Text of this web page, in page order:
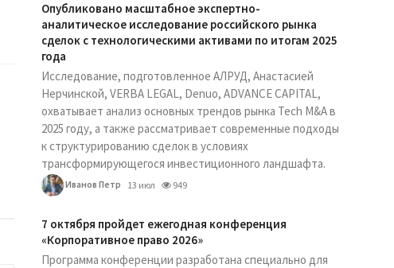
Опубликовано масштабное экспертно-
аналитическое исследование российского рынка
сделок с технологическими активами по итогам 2025
года
Исследование, подготовленное АЛРУД, Анастасией
Нерчинской, VERBA LEGAL, Denuo, ADVANCE CAPITAL,
охватывает анализ основных трендов рынка Tech M&A в
2025 году, а также рассматривает современные подходы
к структурированию сделок в условиях
трансформирующегося инвестиционного ландшафта.
Иванов Петр 13 июл 949
7 октября пройдет ежегодная конференция
«Корпоративное право 2026»
Программа конференции разработана специально для